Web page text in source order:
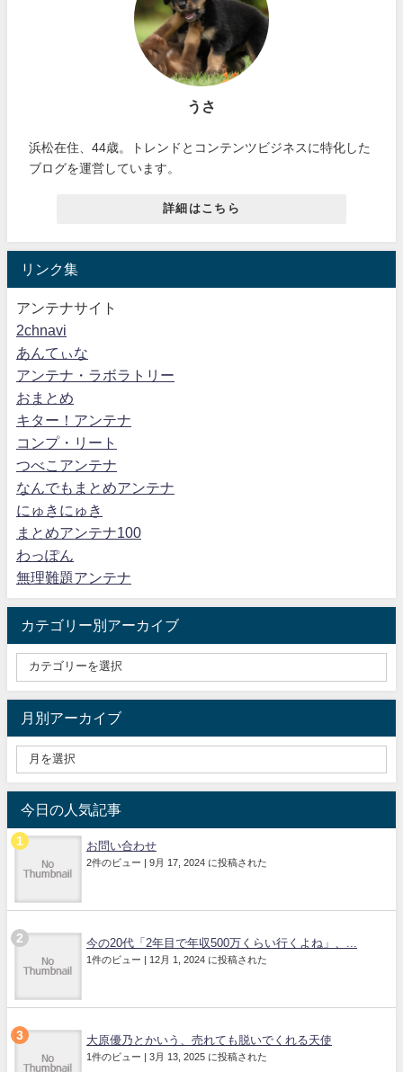
うさ
浜松在住、44歳。トレンドとコンテンツビジネスに特化した
ブログを運営しています。
詳細はこちら
リンク集
アンテナサイト
2chnavi
あんてぃな
アンテナ・ラボラトリー
おまとめ
キター！アンテナ
コンプ・リート
つべこアンテナ
なんでもまとめアンテナ
にゅきにゅき
まとめアンテナ100
わっぽん
無理難題アンテナ
カテゴリー別アーカイブ
月別アーカイブ
今日の人気記事
お問い合わせ
2件のビュー 9月 17, 2024 に投稿された
今の20代「2年目で年収500万くらい行くよね」、...
1件のビュー 12月 1, 2024 に投稿された
大原優乃とかいう、売れても脱いでくれる天使
1件のビュー 3月 13, 2025 に投稿された